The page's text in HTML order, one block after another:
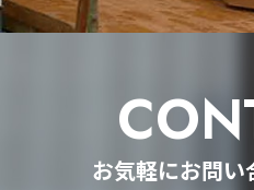
お気軽にお問